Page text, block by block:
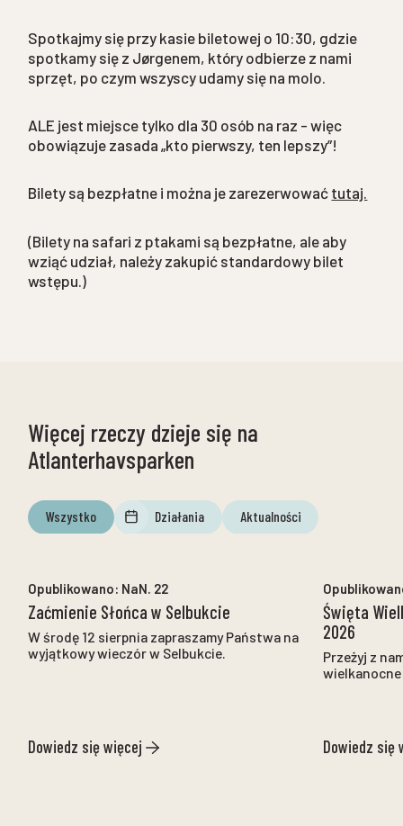
Spotkajmy się przy kasie biletowej o 10:30, gdzie
spotkamy się z Jørgenem, który odbierze z nami
sprzęt, po czym wszyscy udamy się na molo.
ALE jest miejsce tylko dla 30 osób na raz - więc
obowiązuje zasada „kto pierwszy, ten lepszy”!
Bilety są bezpłatne i można je zarezerwować tutaj.
(Bilety na safari z ptakami są bezpłatne, ale aby
wziąć udział, należy zakupić standardowy bilet
wstępu.)
Więcej rzeczy dzieje się na
Atlanterhavsparken
Wszystko Działania Aktualności
Opublikowano: NaN. 22
Zaćmienie Słońca w Selbukcie
W środę 12 sierpnia zapraszamy Państwa na
wyjątkowy wieczór w Selbukcie.
Dowiedz się więcej
Święta
2026
Przeżyj z
Dowiedz się